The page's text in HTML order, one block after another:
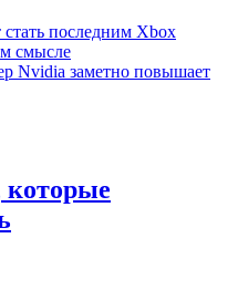
последним Xbox
смысле
Nvidia заметно повышает
которые